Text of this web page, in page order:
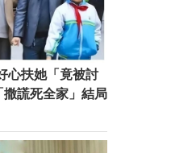
心扶她「竟被討
謊死全家」結局